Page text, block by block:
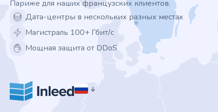
Париже для наших французских клиентов.
Дата-центры в нескольких разных местах
Магистраль 100+ Гбит/с
Мощная защита от DDoS